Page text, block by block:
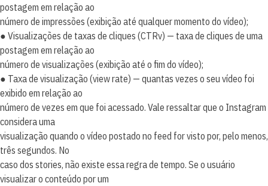
postagem em relação ao
número de impressões (exibição até qualquer momento do vídeo);
● Visualizações de taxas de cliques (CTRv) — taxa de cliques de uma
postagem em relação ao
número de visualizações (exibição até o fim do vídeo);
● Taxa de visualização (view rate) — quantas vezes o seu vídeo foi
exibido em relação ao
número de vezes em que foi acessado. Vale ressaltar que o Instagram
considera uma
visualização quando o vídeo postado no feed for visto por, pelo menos,
três segundos. No
caso dos stories, não existe essa regra de tempo. Se o usuário
visualizar o conteúdo por um